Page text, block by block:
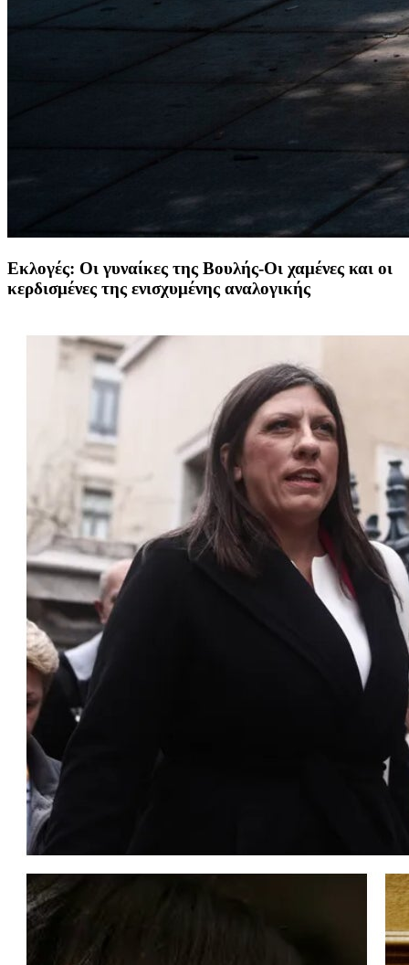
Εκλογές: Οι γυναίκες της Βουλής-Οι χαμένες και οι
κερδισμένες της ενισχυμένης αναλογικής